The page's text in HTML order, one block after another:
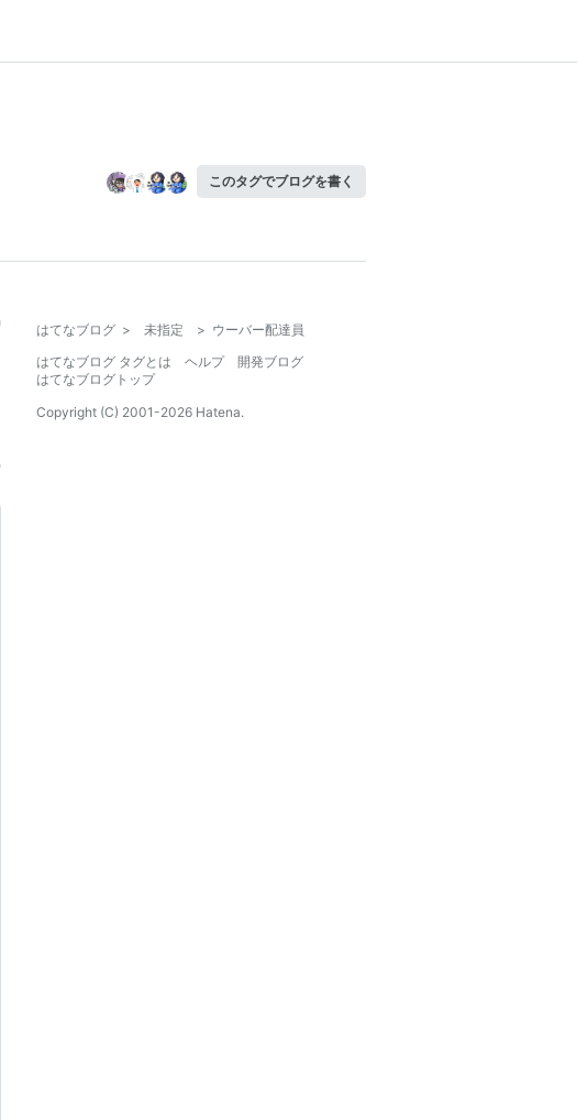
このタグでブログを書く
はてなブログ > 未指定 > ウーバー配達員
はてなブログ タグとは
ヘルプ
開発ブログ
はてなブログトップ
Copyright (C) 2001-2026 Hatena.